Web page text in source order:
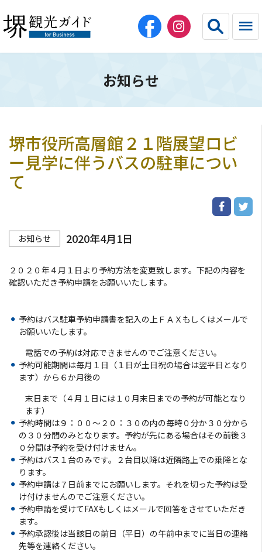
简体中文
繁体中文 한국어
HOME（法人・教育・エージェント）
団体旅行
宿泊施設
団体向け食事・お弁当
助成制度のご案内
協会会員募集
フォトライブラリ
観光パンフレット
お問い合わせ
堺ナビ
ようこそ堺へ！
お知らせ
堺市役所高層館２１階展望ロビ
ー見学に伴うバスの駐車につい
て
お知らせ 2020年4月1日
２０２０年４月１日より予約方法を変更致します。下記の内容を
確認いただき予約申請をお願いいたします。
予約はバス駐車予約申請書を記入の上ＦＡＸもしくはメールで
お願いいたします。
電話での予約は対応できませんのでご注意ください。
予約可能期間は毎月１日（１日が土日祝の場合は翌平日となり
ます）から６か月後の
末日まで（４月１日には１０月末日までの予約が可能となり
ます）
予約時間は９：００～２０：３０の内の毎時０分か３０分から
の３０分間のみとなります。予約が先にある場合はその前後３
０分間は予約を受け付けません。
予約はバス１台のみです。２台目以降は近隣路上での乗降とな
ります。
予約申請は７日前までにお願いします。それを切った予約は受
け付けませんのでご注意ください。
予約申請を受けてFAXもしくはメールで回答をさせていただき
ます。
予約承認後は当該日の前日（平日）の午前中までに当日の連絡
先等を連絡ください。